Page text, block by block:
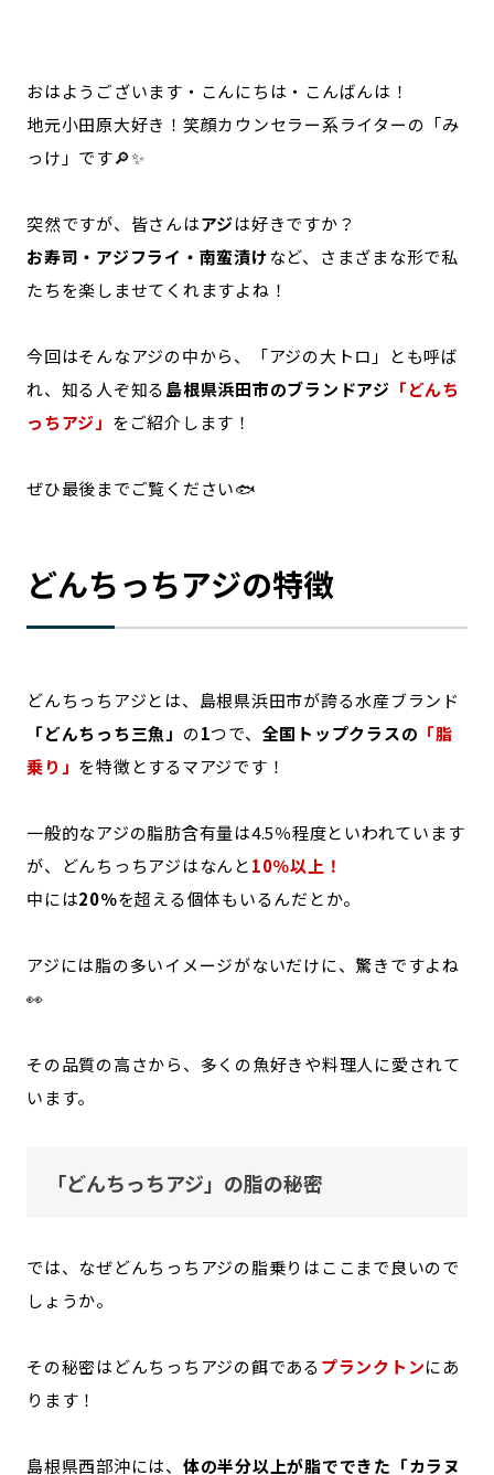
お問い合わせ 会社概要
おはようございます・こんにちは・こんばんは！
地元小田原大好き！笑顔カウンセラー系ライターの「み
っけ」です🔎✨
突然ですが、皆さんはアジは好きですか？
お寿司・アジフライ・南蛮漬けなど、さまざまな形で私
たちを楽しませてくれますよね！
今回はそんなアジの中から、「アジの大トロ」とも呼ば
れ、知る人ぞ知る島根県浜田市のブランドアジ 「どんち
っちアジ」 をご紹介します！
ぜひ最後までご覧ください🐟
どんちっちアジの特徴
どんちっちアジとは、島根県浜田市が誇る水産ブランド
「どんちっち三魚」 の1つで、 全国トップクラスの 「脂
乗り」 を特徴とするマアジです！
一般的なアジの脂肪含有量は4.5％程度といわれています
が、どんちっちアジはなんと10％以上！
中には20％を超える個体もいるんだとか。
アジには脂の多いイメージがないだけに、驚きですよね
👀
その品質の高さから、多くの魚好きや料理人に愛されて
います。
「どんちっちアジ」の脂の秘密
では、なぜどんちっちアジの脂乗りはここまで良いので
しょうか。
その秘密はどんちっちアジの餌であるプランクトンにあ
ります！
島根県西部沖には、 体の半分以上が脂でできた「カラヌ